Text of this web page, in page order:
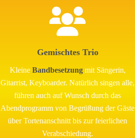
Gemischtes Trio
Kleine Bandbesetzungmit Sängerin,
Gitarrist, Keyboarder. Natürlich singen alle,
führen auch auf Wunsch durch das
Abendprogramm von Begrüßung der Gäste
über Tortenanschnitt bis zur feierlichen
Verabschiedung.